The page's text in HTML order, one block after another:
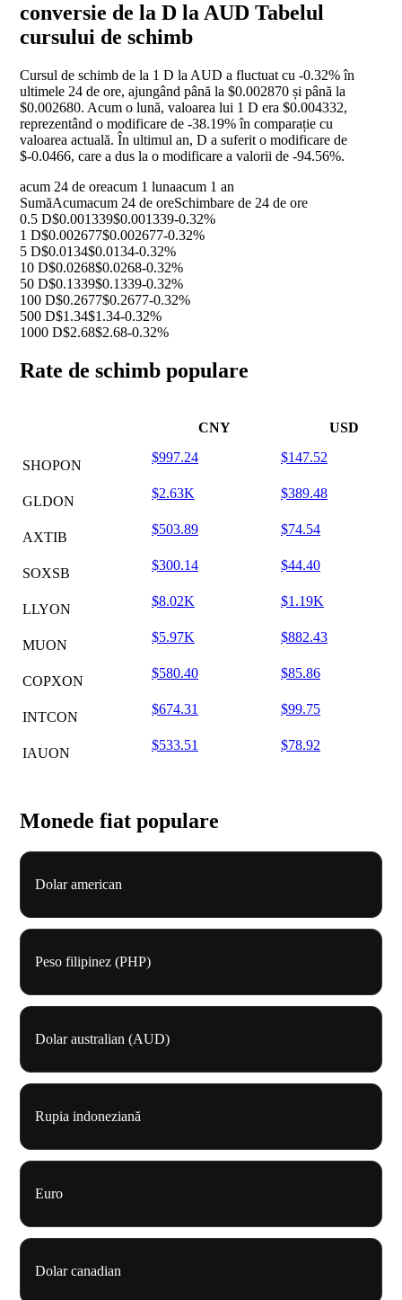
conversie de la D la AUD Tabelul
cursului de schimb
Cursul de schimb de la 1 D la AUD a fluctuat cu -0.32%în
ultimele 24 de ore, ajungând până la $0.002870 și până la
$0.002680. Acum o lună, valoarea lui 1 D era $0.004332,
reprezentând o modificare de -38.19%în comparație cu
valoarea actuală. În ultimul an, D a suferit o modificare de
$-0.0466, care a dus la o modificare a valorii de -94.56%.
acum 24 de oreacum 1 lunaacum 1 an
SumăAcumacum 24 de oreSchimbare de 24 de ore
0.5 D$0.001339$0.001339-0.32%
1 D$0.002677$0.002677-0.32%
5 D$0.0134$0.0134-0.32%
10 D$0.0268$0.0268-0.32%
50 D$0.1339$0.1339-0.32%
100 D$0.2677$0.2677-0.32%
500 D$1.34$1.34-0.32%
1000 D$2.68$2.68-0.32%
Rate de schimb populare
CNY USD
SHOPON
$997.24 $147.52
GLDON
$2.63K $389.48
AXTIB
$503.89 $74.54
SOXSB
$300.14 $44.40
LLYON
$8.02K $1.19K
MUON
$5.97K $882.43
COPXON
$580.40 $85.86
INTCON
$674.31 $99.75
IAUON
$533.51 $78.92
Monede fiat populare
Dolar american
Peso filipinez (PHP)
Dolar australian (AUD)
Rupia indoneziană
Euro
Dolar canadian